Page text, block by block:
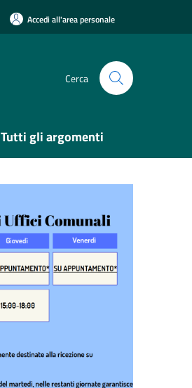
Accedi all'area personale
Cerca
Tutti gli argomenti